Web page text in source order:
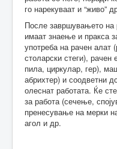
го нарекуваат и “живо”
После завршувањето на
имаат знаење и пракса
употреба на рачен алат
столарски стеги),
пила, циркулар, гер),
абрихтер) и соодветни
олеснат работата. Ќе
за работа (сечење,
пренесување на мерки
агол и др.